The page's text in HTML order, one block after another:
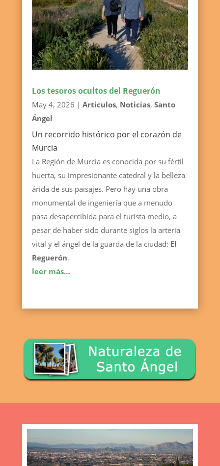
Los tesoros ocultos del Reguerón
May 4, 2026 | Articulos, Noticias, Santo
Ángel
Un recorrido histórico por el corazón de
Murcia
La Región de Murcia es conocida por su fértil
huerta, su impresionante catedral y la belleza
árida de sus paisajes. Pero hay una obra
monumental de ingeniería que a menudo
pasa desapercibida para el turista medio, a
pesar de haber sido durante siglos la arteria
vital y el ángel de la guarda de la ciudad: El
Reguerón.
leer más…